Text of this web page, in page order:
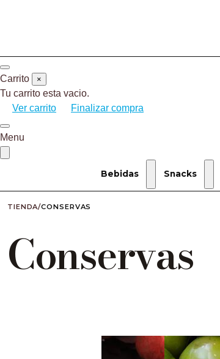
Carrito ×
Tu carrito esta vacio.
Ver carrito
Finalizar compra
Menu
Bebidas Snacks
TIENDA/CONSERVAS
Conservas